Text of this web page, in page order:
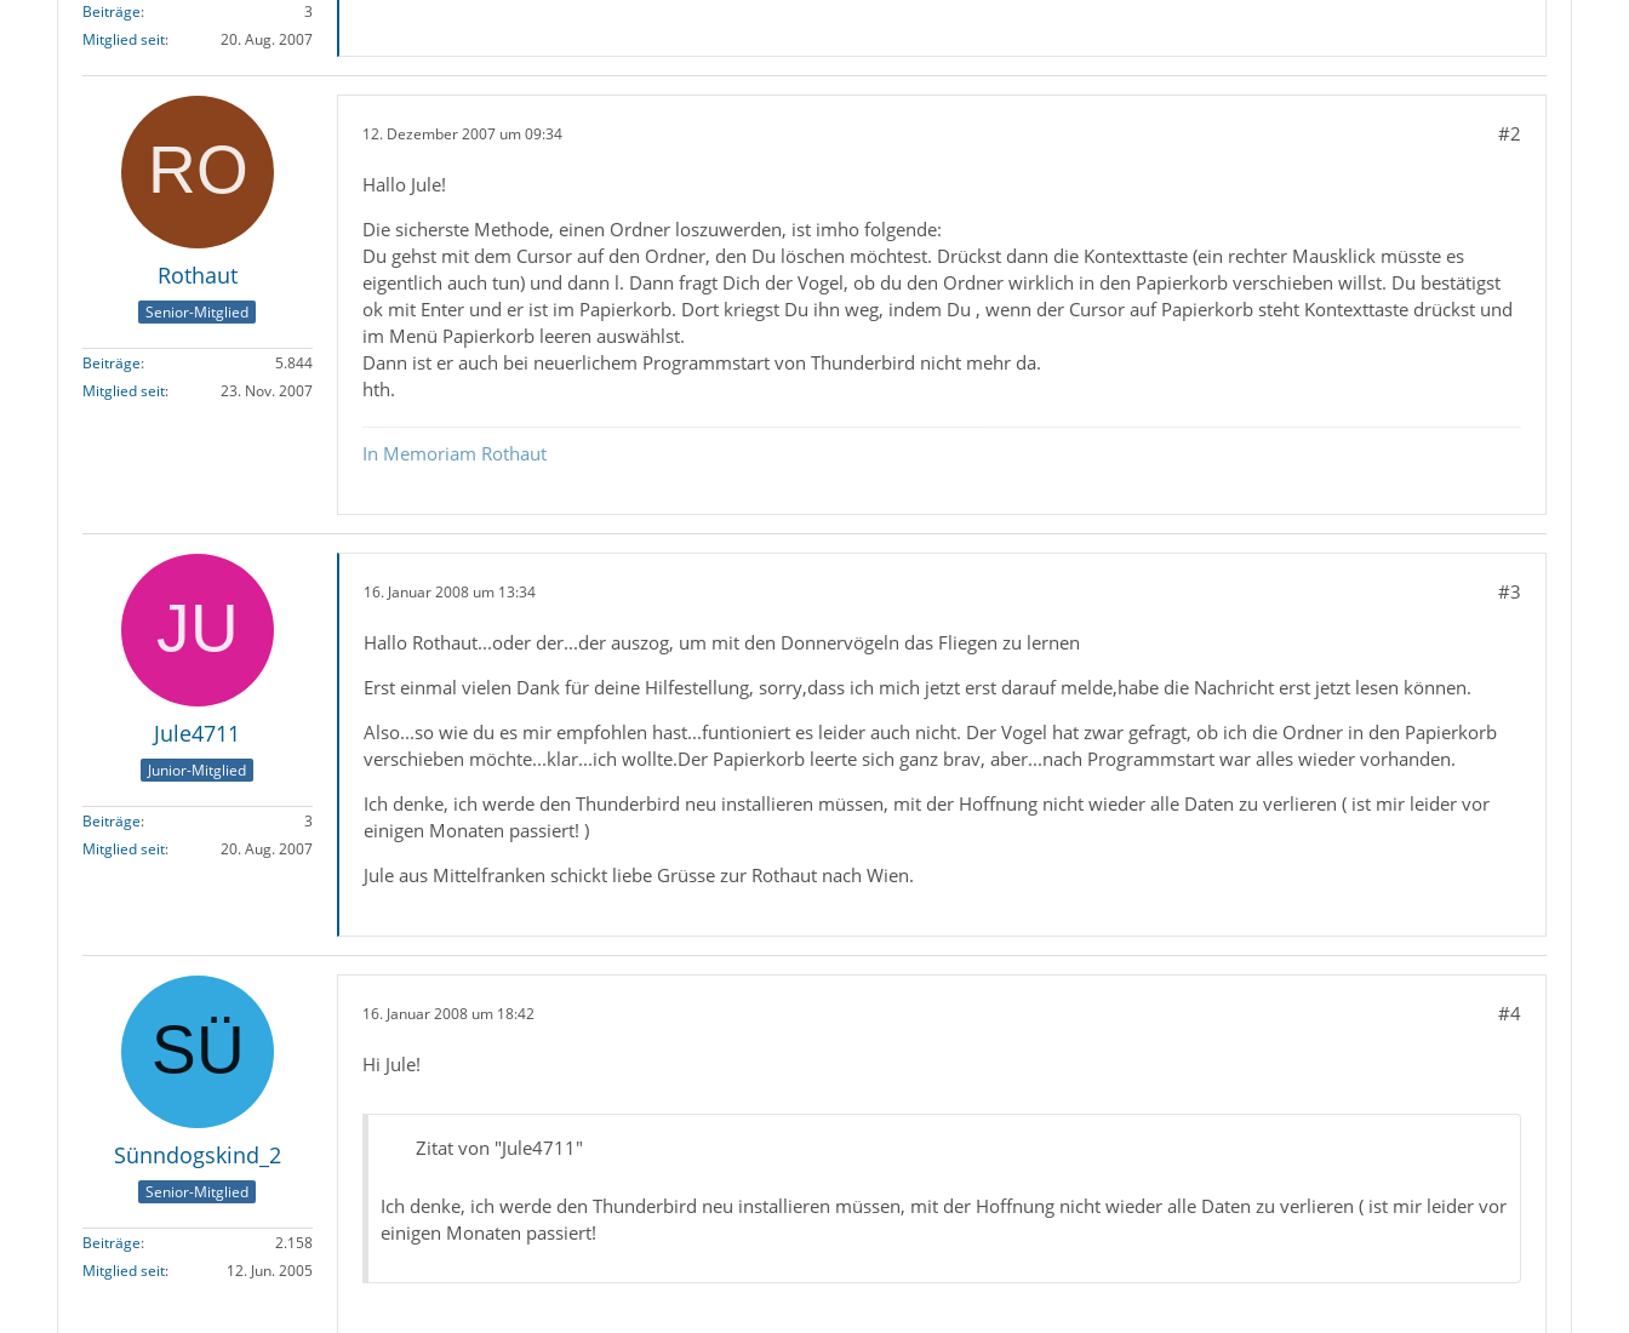
Beiträge
3
Mitglied seit
20. Aug. 2007
Rothaut
Senior-Mitglied
Beiträge
5.844
Mitglied seit
23. Nov. 2007
12. Dezember 2007 um 09:34 #2
Hallo Jule!
Die sicherste Methode, einen Ordner loszuwerden, ist imho folgende:
Du gehst mit dem Cursor auf den Ordner, den Du löschen möchtest. Drückst dann die Kontexttaste (ein rechter Mausklick müsste es
eigentlich auch tun) und dann l. Dann fragt Dich der Vogel, ob du den Ordner wirklich in den Papierkorb verschieben willst. Du bestätigst
ok mit Enter und er ist im Papierkorb. Dort kriegst Du ihn weg, indem Du , wenn der Cursor auf Papierkorb steht Kontexttaste drückst und
im Menü Papierkorb leeren auswählst.
Dann ist er auch bei neuerlichem Programmstart von Thunderbird nicht mehr da.
hth.
In Memoriam Rothaut
Jule4711
Junior-Mitglied
Beiträge
3
Mitglied seit
20. Aug. 2007
16. Januar 2008 um 13:34 #3
Hallo Rothaut...oder der...der auszog, um mit den Donnervögeln das Fliegen zu lernen
Erst einmal vielen Dank für deine Hilfestellung, sorry,dass ich mich jetzt erst darauf melde,habe die Nachricht erst jetzt lesen können.
Also...so wie du es mir empfohlen hast...funtioniert es leider auch nicht. Der Vogel hat zwar gefragt, ob ich die Ordner in den Papierkorb
verschieben möchte...klar...ich wollte.Der Papierkorb leerte sich ganz brav, aber...nach Programmstart war alles wieder vorhanden.
Ich denke, ich werde den Thunderbird neu installieren müssen, mit der Hoffnung nicht wieder alle Daten zu verlieren ( ist mir leider vor
einigen Monaten passiert! )
Jule aus Mittelfranken schickt liebe Grüsse zur Rothaut nach Wien.
Sünndogskind_2
Senior-Mitglied
Beiträge
2.158
Mitglied seit
12. Jun. 2005
16. Januar 2008 um 18:42 #4
Hi Jule!
Zitat von "Jule4711"
Ich denke, ich werde den Thunderbird neu installieren müssen, mit der Hoffnung nicht wieder alle Daten zu verlieren ( ist mir leider vor
einigen Monaten passiert!